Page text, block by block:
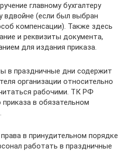
главному бухгалтеру
вдвойне (если был выбран
компенсации). Также здесь
и реквизиты документа,
для издания приказа.
в праздничные дни содержит
организации относительно
рабочими. ТК РФ
в обязательном
в принудительном порядке
работать в праздничные